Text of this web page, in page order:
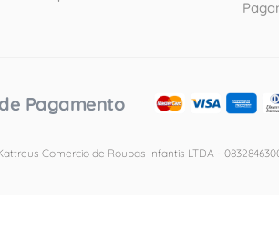
Pagamento
Comercio de Roupas Infantis LTDA -